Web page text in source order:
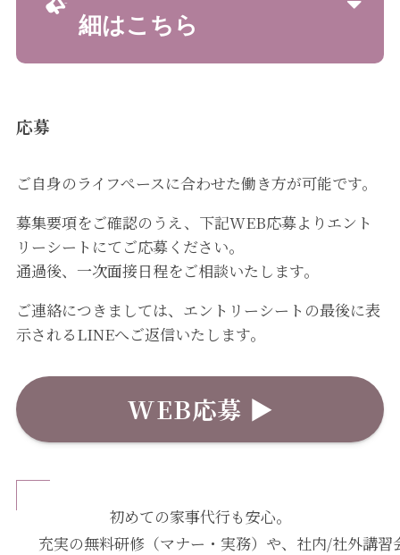
細はこちら
応募
ご自身のライフぺースに合わせた働き方が可能です。
募集要項をご確認のうえ、下記WEB応募よりエント
リーシートにてご応募ください。
通過後、一次面接日程をご相談いたします。
ご連絡につきましては、エントリーシートの最後に表
示されるLINEへご返信いたします。
WEB応募 ▶︎
初めての家事代行も安心。
充実の無料研修（マナー・実務）や、社内/社外講習